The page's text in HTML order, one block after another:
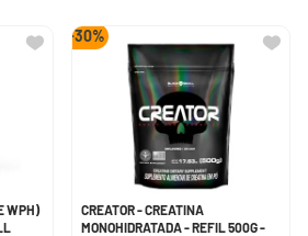
WPH)
-30%
CREATOR - CREATINA
MONOHIDRATADA - REFIL 500G -